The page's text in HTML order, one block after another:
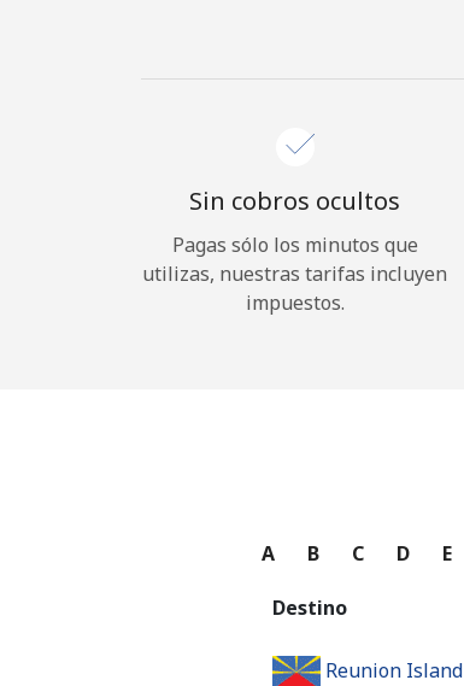
Sin cobros ocultos
Pagas sólo los minutos que
utilizas, nuestras tarifas incluyen
impuestos.
A B C D E
Destino
Reunion Island